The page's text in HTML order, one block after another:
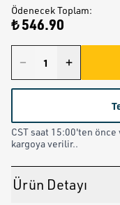
Ödenecek Toplam:
₺ 546.90
CST saat 15:00'ten
kargoya verilir..
Ürün Detayı